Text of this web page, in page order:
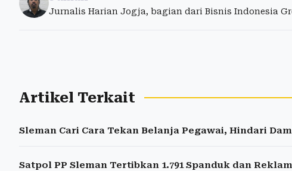
Jurnalis Harian Jogja, bagian dari Bisnis Indonesia
Artikel Terkait
Sleman Cari Cara Tekan Belanja Pegawai, Hindari
Satpol PP Sleman Tertibkan 1.791 Spanduk dan